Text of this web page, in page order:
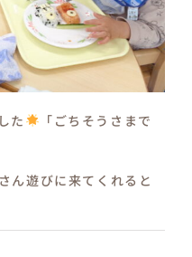
た
「ごちそうさまで
ん遊びに来てくれると